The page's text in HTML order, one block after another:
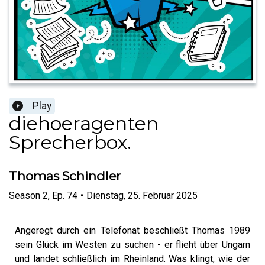
Play
diehoeragenten
Sprecherbox.
Thomas Schindler
Season 2, Ep. 74 • Dienstag, 25. Februar 2025
Angeregt durch ein Telefonat beschließt Thomas 1989
sein Glück im Westen zu suchen - er flieht über Ungarn
und landet schließlich im Rheinland. Was klingt, wie der